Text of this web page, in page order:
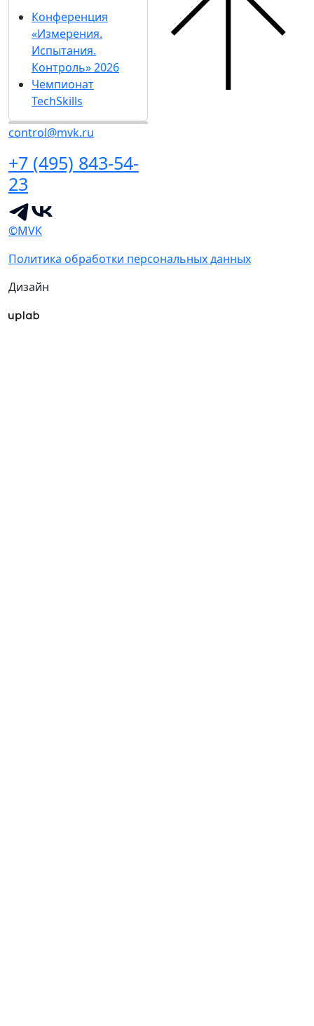
Конференция
«Измерения.
Испытания.
Контроль» 2026
Чемпионат
TechSkills
control@mvk.ru
+7 (495) 843-54-
23
©MVK
Политика обработки персональных данных
Дизайн